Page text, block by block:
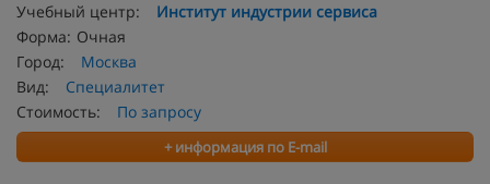
Учебный центр:
Институт индустрии сервиса
Форма: Очная
Город:
Москва
Вид:
Специалитет
Стоимость:
По запросу
+ информация по E-mail